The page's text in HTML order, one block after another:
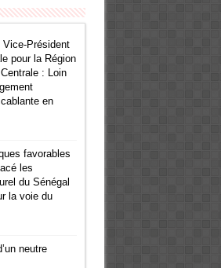
Président
pour la Région
: Loin
en
favorables
les
du Sénégal
la voie du
neutre